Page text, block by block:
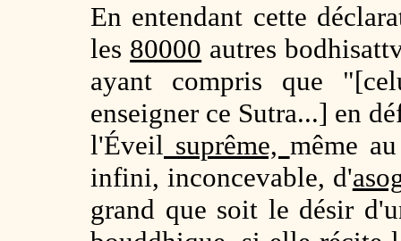
En entendant cette
les 80000 autres
ayant compris que
enseigner ce Sutra...] en
l'Éveil suprême, même
infini, inconcevable, d'
grand que soit le désir